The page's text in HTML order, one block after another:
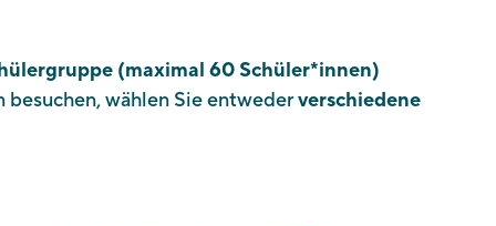
(maximal 60 Schüler*innen)
wählen Sie entwederverschiedene